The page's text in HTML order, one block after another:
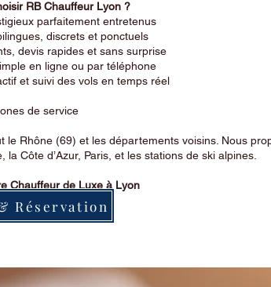
RB Chauffeur Lyon ?
parfaitement entretenus
discrets et ponctuels
devis rapides et sans surprise
en ligne ou par téléphone
et suivi des vols en temps réel
de service
Rhône (69) et les départements voisins. Nous
Côte d’Azur, Paris, et les stations de ski alpines.
Chauffeur de Luxe à Lyon
Réservation